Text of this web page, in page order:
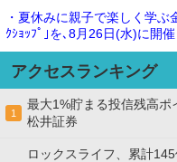
・夏休みに親子で楽しく学ぶ
ｸｼｮｯﾌﾟ｣を､8月26日(水)に開催
アクセスランキング
1
最大1%貯まる投信残高ポ
松井証券
ロックスライフ、累計